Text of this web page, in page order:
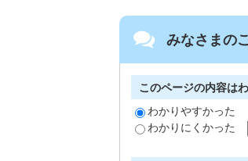
みなさまの
このページの内容は
わかりやすかった
わかりにくかった